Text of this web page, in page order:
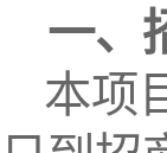
一、
本项